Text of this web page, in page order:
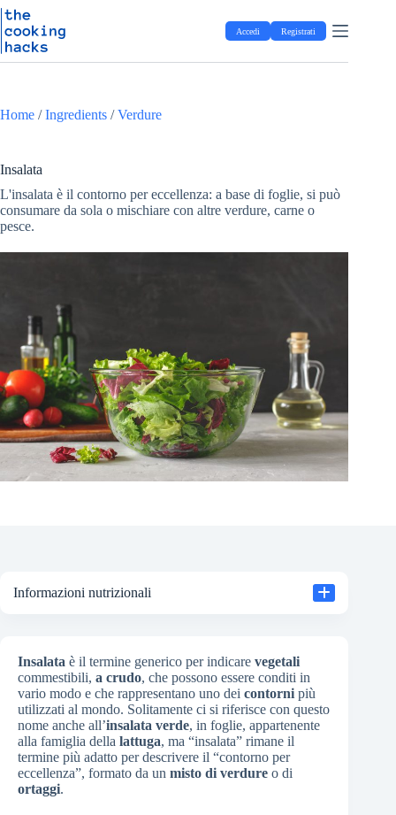
S
t
c
t
n
u
t
Salta
al
contenuto
Accedi Registrati
Home /Ingredients /Verdure
Insalata
L'insalata è il contorno per eccellenza: a base di foglie, si può
consumare da sola o mischiare con altre verdure, carne o
pesce.
Insalata è il termine generico per indicare vegetali
commestibili, a crudo, che possono essere conditi in
vario modo e che rappresentano uno dei contorni più
utilizzati al mondo. Solitamente ci si riferisce con questo
nome anche all’insalata verde, in foglie, appartenente
alla famiglia della lattuga, ma “insalata” rimane il
termine più adatto per descrivere il “contorno per
eccellenza”, formato da un misto di verdure o di
ortaggi.
Informazioni nutrizionali